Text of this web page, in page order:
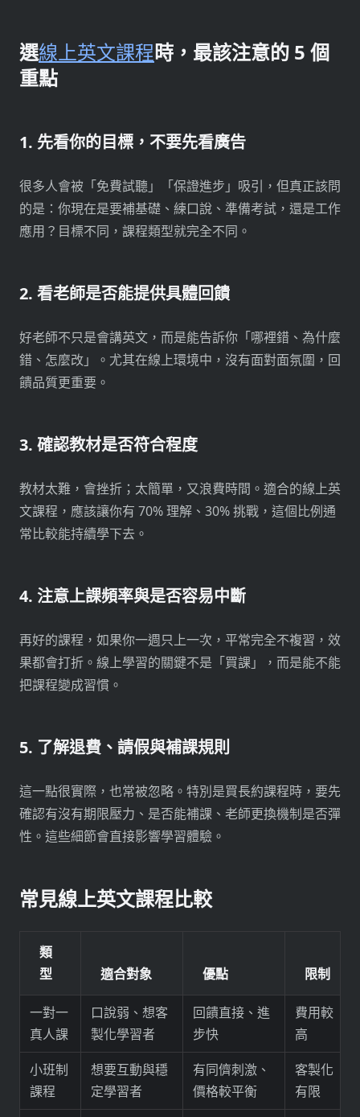
選線上英文課程時，最該注意的 5 個
重點
1. 先看你的目標，不要先看廣告
很多人會被「免費試聽」「保證進步」吸引，但真正該問
的是：你現在是要補基礎、練口說、準備考試，還是工作
應用？目標不同，課程類型就完全不同。
2. 看老師是否能提供具體回饋
好老師不只是會講英文，而是能告訴你「哪裡錯、為什麼
錯、怎麼改」。尤其在線上環境中，沒有面對面氛圍，回
饋品質更重要。
3. 確認教材是否符合程度
教材太難，會挫折；太簡單，又浪費時間。適合的線上英
文課程，應該讓你有 70% 理解、30% 挑戰，這個比例通
常比較能持續學下去。
4. 注意上課頻率與是否容易中斷
再好的課程，如果你一週只上一次，平常完全不複習，效
果都會打折。線上學習的關鍵不是「買課」，而是能不能
把課程變成習慣。
5. 了解退費、請假與補課規則
這一點很實際，也常被忽略。特別是買長約課程時，要先
確認有沒有期限壓力、是否能補課、老師更換機制是否彈
性。這些細節會直接影響學習體驗。
常見線上英文課程比較
類
型
適合對象 優點 限制
一對一
真人課
口說弱、想客
製化學習者
回饋直接、進
步快
費用較
高
小班制
課程
想要互動與穩
定學習者
有同儕刺激、
價格較平衡
客製化
有限